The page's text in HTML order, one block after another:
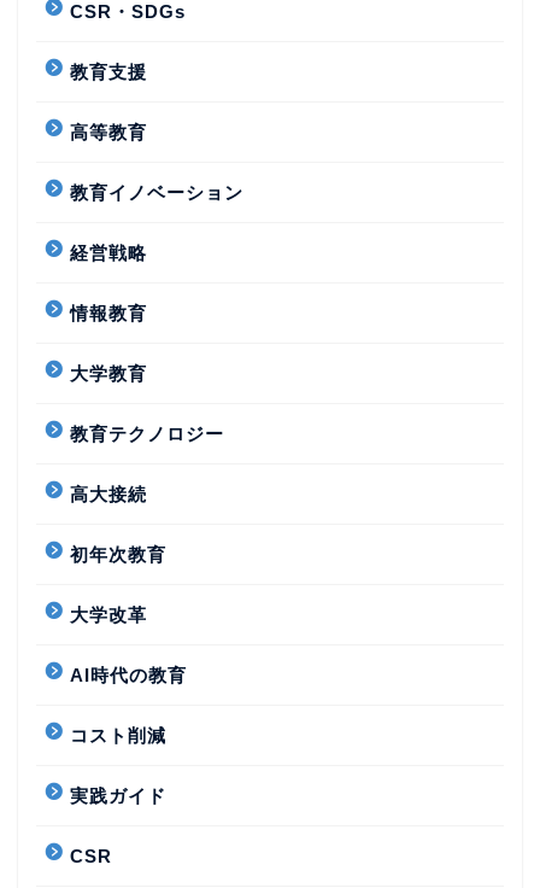
CSR・SDGs
教育支援
高等教育
教育イノベーション
経営戦略
情報教育
大学教育
教育テクノロジー
高大接続
初年次教育
大学改革
AI時代の教育
コスト削減
実践ガイド
CSR